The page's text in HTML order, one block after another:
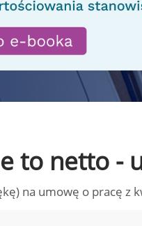
to netto -
na umowę o pracę z